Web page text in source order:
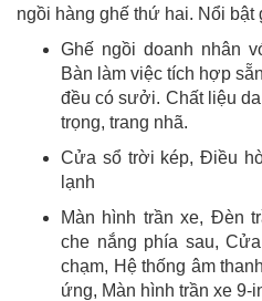
ngồi hàng ghế thứ hai. Nổi bật
Ghế ngồi doanh nhân
Bàn làm việc tích hợp
đều có sưởi. Chất liệu
trọng, trang nhã.
Cửa sổ trời kép, Điều
lạnh
Màn hình trần xe, Đèn
che nắng phía sau,
chạm, Hệ thống âm
ứng, Màn hình trần xe 9-